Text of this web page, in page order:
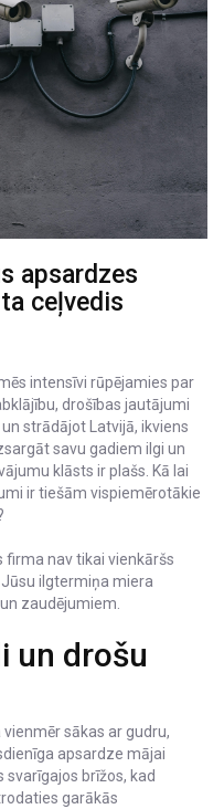
apsardzes
ceļvedis
intensīvi rūpējamies par
drošības jautājumi
strādājot Latvijā, ikviens
savu gadiem ilgi un
klāsts ir plašs. Kā lai
ir tiešām vispiemērotākie
nav tikai vienkāršs
ilgtermiņa miera
zaudējumiem.
un drošu
sākas ar gudru,
apsardze mājai
brīžos, kad
garākās